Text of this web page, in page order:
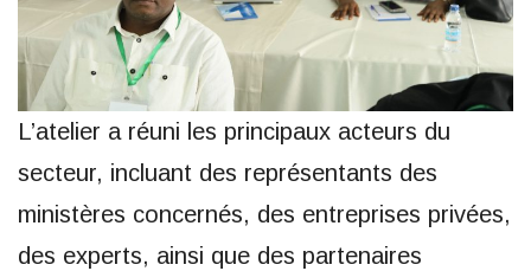
L’atelier a réuni les principaux acteurs du
secteur, incluant des représentants des
ministères concernés, des entreprises privées,
des experts, ainsi que des partenaires